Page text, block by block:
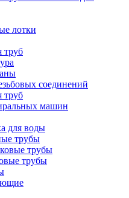
лотки
труб
соединений
труб
машин
для воды
трубы
трубы
трубы